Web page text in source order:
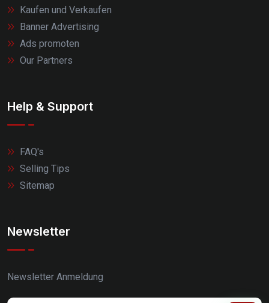
Kaufen und Verkaufen
Banner Advertising
Ads promoten
Our Partners
Help & Support
FAQ's
Selling Tips
Sitemap
Newsletter
Newsletter Anmeldung